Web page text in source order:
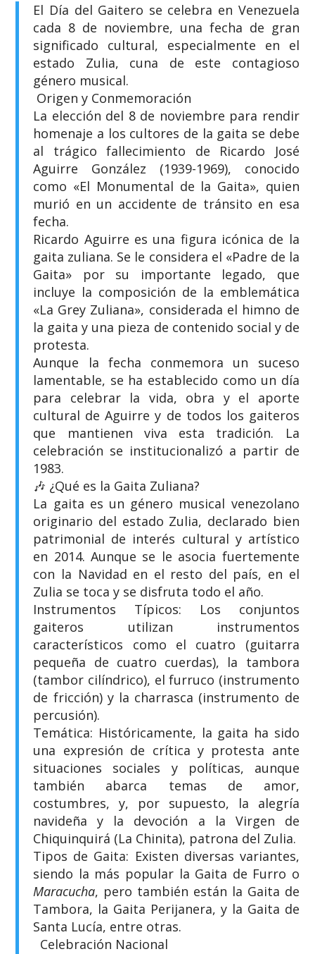
El Día del Gaitero se celebra en Venezuela
cada 8 de noviembre, una fecha de gran
significado cultural, especialmente en el
estado Zulia, cuna de este contagioso
género musical.
​ Origen y Conmemoración
​La elección del 8 de noviembre para rendir
homenaje a los cultores de la gaita se debe
al trágico fallecimiento de Ricardo José
Aguirre González (1939-1969), conocido
como «El Monumental de la Gaita», quien
murió en un accidente de tránsito en esa
fecha.
​Ricardo Aguirre es una figura icónica de la
gaita zuliana. Se le considera el «Padre de la
Gaita» por su importante legado, que
incluye la composición de la emblemática
«La Grey Zuliana», considerada el himno de
la gaita y una pieza de contenido social y de
protesta.
​Aunque la fecha conmemora un suceso
lamentable, se ha establecido como un día
para celebrar la vida, obra y el aporte
cultural de Aguirre y de todos los gaiteros
que mantienen viva esta tradición. La
celebración se institucionalizó a partir de
1983.
​🎶 ¿Qué es la Gaita Zuliana?
​La gaita es un género musical venezolano
originario del estado Zulia, declarado bien
patrimonial de interés cultural y artístico
en 2014. Aunque se le asocia fuertemente
con la Navidad en el resto del país, en el
Zulia se toca y se disfruta todo el año.
​Instrumentos Típicos: Los conjuntos
gaiteros utilizan instrumentos
característicos como el cuatro (guitarra
pequeña de cuatro cuerdas), la tambora
(tambor cilíndrico), el furruco (instrumento
de fricción) y la charrasca (instrumento de
percusión).
​Temática: Históricamente, la gaita ha sido
una expresión de crítica y protesta ante
situaciones sociales y políticas, aunque
también abarca temas de amor,
costumbres, y, por supuesto, la alegría
navideña y la devoción a la Virgen de
Chiquinquirá (La Chinita), patrona del Zulia.
​Tipos de Gaita: Existen diversas variantes,
siendo la más popular la Gaita de Furro o
Maracucha, pero también están la Gaita de
Tambora, la Gaita Perijanera, y la Gaita de
Santa Lucía, entre otras.
​ Celebración Nacional